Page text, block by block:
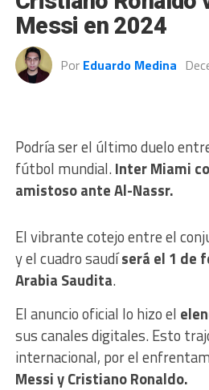
Messi en 2024
Por Eduardo Medina
Podría ser el último duelo
fútbol mundial.Inter Miami
amistoso ante Al-Nassr.
El vibrante cotejo entre el
y el cuadro saudíserá el 1 de
Arabia Saudita.
El anuncio oficial lo hizo el
sus canales digitales. Esto
internacional, por el
Messi y Cristiano Ronaldo.